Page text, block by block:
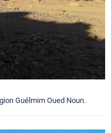
Guélmim Oued Noun.